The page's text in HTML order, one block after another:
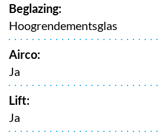
Beglazing:
Hoogrendementsglas
Airco:
Ja
Lift:
Ja